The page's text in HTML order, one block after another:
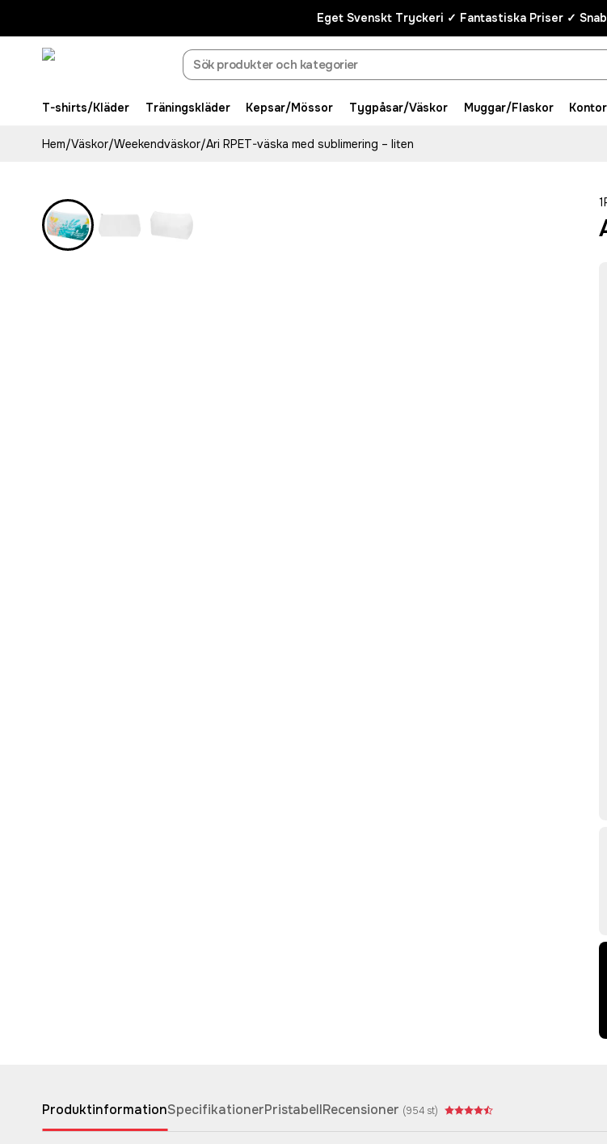
Eget Svenskt Tryckeri ✓ Fantastiska Priser ✓
T-shirts/Kläder Träningskläder Kepsar/Mössor Tygpåsar/Väskor Muggar/Flaskor Kontor
Hem/Väskor/Weekendväskor/Ari RPET-väska med sublimering – liten
ProduktinformationSpecifikationerPristabellRecensioner (954 st)